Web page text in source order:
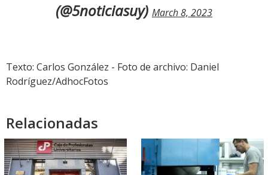
(@5noticiasuy) March 8, 2023
Texto: Carlos González - Foto de archivo: Daniel
Rodríguez/AdhocFotos
Relacionadas